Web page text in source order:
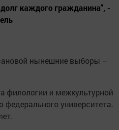
каждого гражданина", -
нынешние выборы –
филологии и межкультурной
университета.